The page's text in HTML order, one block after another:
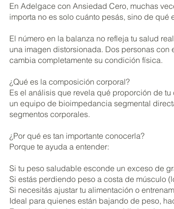
En Adelgace con Ansiedad Cero, muchas
importa no es solo cuánto pesás, sino de qué
El número en la balanza no refleja tu salud
una imagen distorsionada. Dos personas
cambia completamente su condición física.
¿Qué es la composición corporal?
Es el análisis que revela qué proporción de
un equipo de bioimpedancia segmental
segmentos corporales.
¿Por qué es tan importante conocerla?
Porque te ayuda a entender:
Si tu peso saludable esconde un exceso de
Si estás perdiendo peso a costa de músculo
Si necesitás ajustar tu alimentación o
Ideal para quienes están bajando de peso,